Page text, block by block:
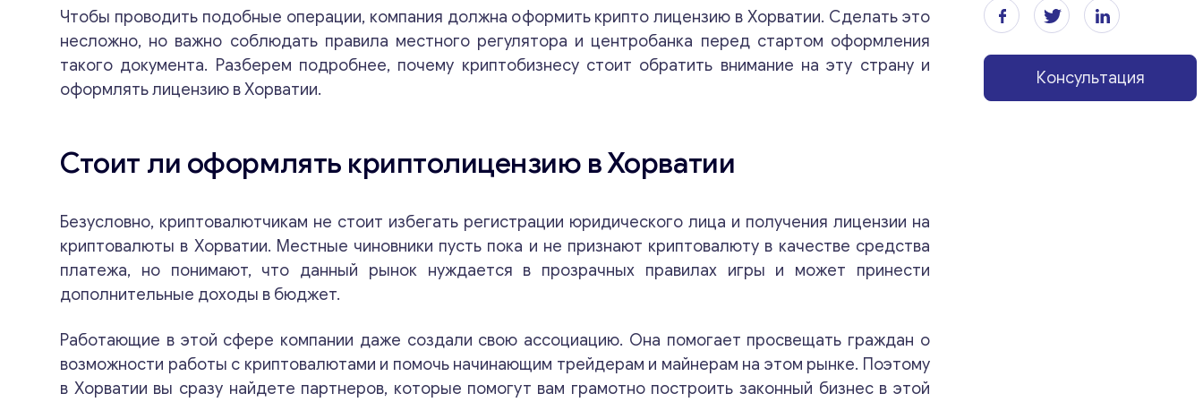
Чтобы проводить подобные операции, компания должна оформить крипто лицензию в Хорватии. Сделать это
несложно, но важно соблюдать правила местного регулятора и центробанка перед стартом оформления
такого документа. Разберем подробнее, почему криптобизнесу стоит обратить внимание на эту страну и
оформлять лицензию в Хорватии.
Стоит ли оформлять криптолицензию в Хорватии
Безусловно, криптовалютчикам не стоит избегать регистрации юридического лица и получения лицензии на
криптовалюты в Хорватии. Местные чиновники пусть пока и не признают криптовалюту в качестве средства
платежа, но понимают, что данный рынок нуждается в прозрачных правилах игры и может принести
дополнительные доходы в бюджет.
Работающие в этой сфере компании даже создали свою ассоциацию. Она помогает просвещать граждан о
возможности работы с криптовалютами и помочь начинающим трейдерам и майнерам на этом рынке. Поэтому
в Хорватии вы сразу найдете партнеров, которые помогут вам грамотно построить законный бизнес в этой
Консультация